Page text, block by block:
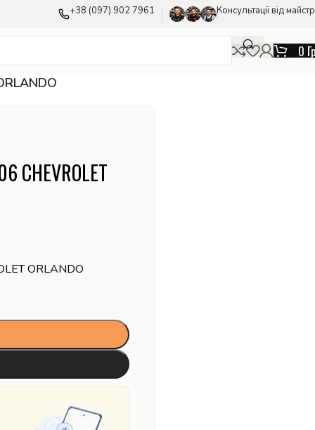
+38 (097) 902 7961 Консультації від
0
CHEVROLET
ORLANDO